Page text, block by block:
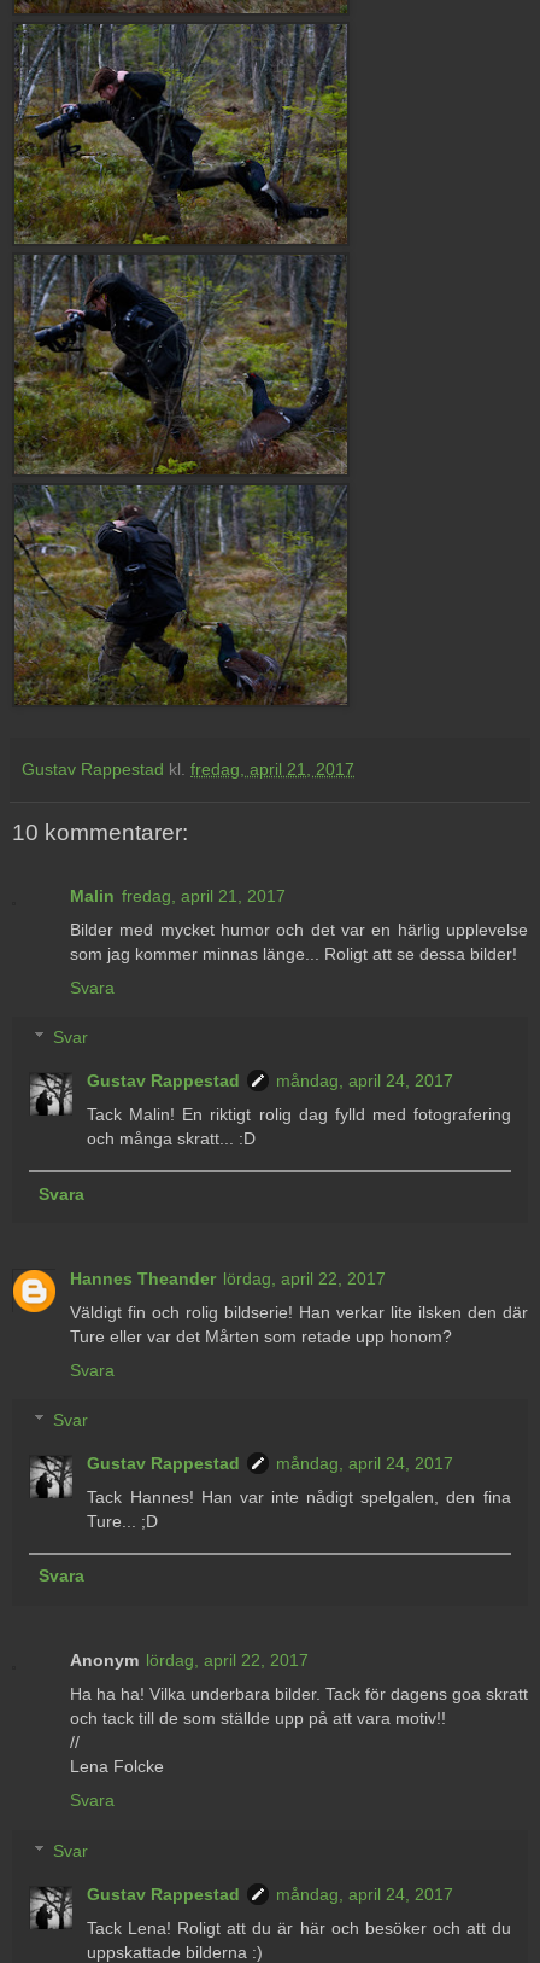
Gustav Rappestad kl. fredag, april 21, 2017
10 kommentarer:
Malin fredag, april 21, 2017
Bilder med mycket humor och det var en härlig upplevelse
som jag kommer minnas länge... Roligt att se dessa bilder!
Svara
Svar
Gustav Rappestad
måndag, april 24, 2017
Tack Malin! En riktigt rolig dag fylld med fotografering
och många skratt... :D
Svara
Hannes Theander lördag, april 22, 2017
Väldigt fin och rolig bildserie! Han verkar lite ilsken den där
Ture eller var det Mårten som retade upp honom?
Svara
Svar
Gustav Rappestad
måndag, april 24, 2017
Tack Hannes! Han var inte nådigt spelgalen, den fina
Ture... ;D
Svara
Anonym lördag, april 22, 2017
Ha ha ha! Vilka underbara bilder. Tack för dagens goa skratt
och tack till de som ställde upp på att vara motiv!!
//
Lena Folcke
Svara
Svar
Gustav Rappestad
måndag, april 24, 2017
Tack Lena! Roligt att du är här och besöker och att du
uppskattade bilderna :)